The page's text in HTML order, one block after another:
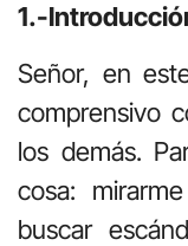
1.-
Señor, en
comprensivo
los demás.
cosa:
buscar